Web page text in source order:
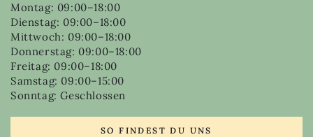
Montag: 09:00–18:00
Dienstag: 09:00–18:00
Mittwoch: 09:00–18:00
Donnerstag: 09:00–18:00
Freitag: 09:00–18:00
Samstag: 09:00–15:00
Sonntag: Geschlossen
SO FINDEST DU UNS